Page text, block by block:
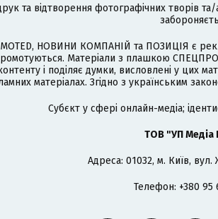
та відтворення фотографічних творів
НОВИНИ КОМПАНІЙ та ПОЗИЦІЯ є
промотуються. Матеріали з плашкою
і поділяє думки, висловлені у цих
матеріалах. Згідно з українським
Cубєкт у сфері онлайн-медіа;
ТОВ "УП Медіа
Адреса: 01032, м. Київ,
Телефон: +380 95